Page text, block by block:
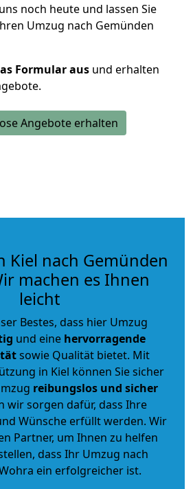
noch heute und lassen Sie
Umzug nach Gemünden
Formular aus und erhalten
Angebote erhalten
Kiel nach Gemünden
machen es Ihnen
leicht
Bestes, dass hier Umzug
und eine hervorragende
sowie Qualität bietet. Mit
in Kiel können Sie sicher
reibungslos und sicher
wir sorgen dafür, dass Ihre
Wünsche erfüllt werden. Wir
Partner, um Ihnen zu helfen
dass Ihr Umzug nach
ein erfolgreicher ist.